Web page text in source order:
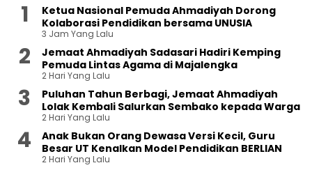
Ketua Nasional Pemuda Ahmadiyah Dorong
Kolaborasi Pendidikan bersama UNUSIA
3 Jam Yang Lalu
Jemaat Ahmadiyah Sadasari Hadiri Kemping
Pemuda Lintas Agama di Majalengka
2 Hari Yang Lalu
Puluhan Tahun Berbagi, Jemaat Ahmadiyah
Lolak Kembali Salurkan Sembako kepada Warga
2 Hari Yang Lalu
Anak Bukan Orang Dewasa Versi Kecil, Guru
Besar UT Kenalkan Model Pendidikan BERLIAN
2 Hari Yang Lalu